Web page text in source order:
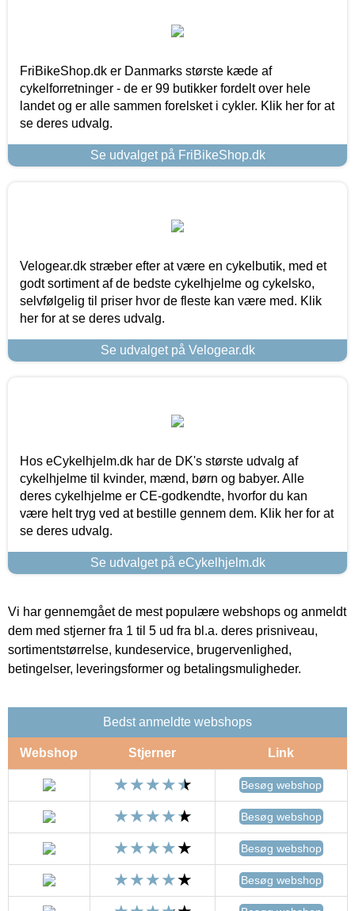
FriBikeShop.dk er Danmarks største kæde af
cykelforretninger - de er 99 butikker fordelt over hele
landet og er alle sammen forelsket i cykler. Klik her for at
se deres udvalg.
Se udvalget på FriBikeShop.dk
Velogear.dk stræber efter at være en cykelbutik, med et
godt sortiment af de bedste cykelhjelme og cykelsko,
selvfølgelig til priser hvor de fleste kan være med. Klik
her for at se deres udvalg.
Se udvalget på Velogear.dk
Hos eCykelhjelm.dk har de DK's største udvalg af
cykelhjelme til kvinder, mænd, børn og babyer. Alle
deres cykelhjelme er CE-godkendte, hvorfor du kan
være helt tryg ved at bestille gennem dem. Klik her for at
se deres udvalg.
Se udvalget på eCykelhjelm.dk
Vi har gennemgået de mest populære webshops og anmeldt
dem med stjerner fra 1 til 5 ud fra bl.a. deres prisniveau,
sortimentstørrelse, kundeservice, brugervenlighed,
betingelser, leveringsformer og betalingsmuligheder.
Bedst anmeldte webshops
Webshop Stjerner Link
Besøg webshop
Besøg webshop
Besøg webshop
Besøg webshop